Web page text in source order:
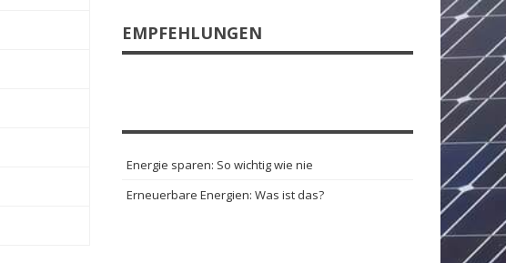
EMPFEHLUNGEN
Energie sparen: So wichtig wie nie
Erneuerbare Energien: Was ist das?